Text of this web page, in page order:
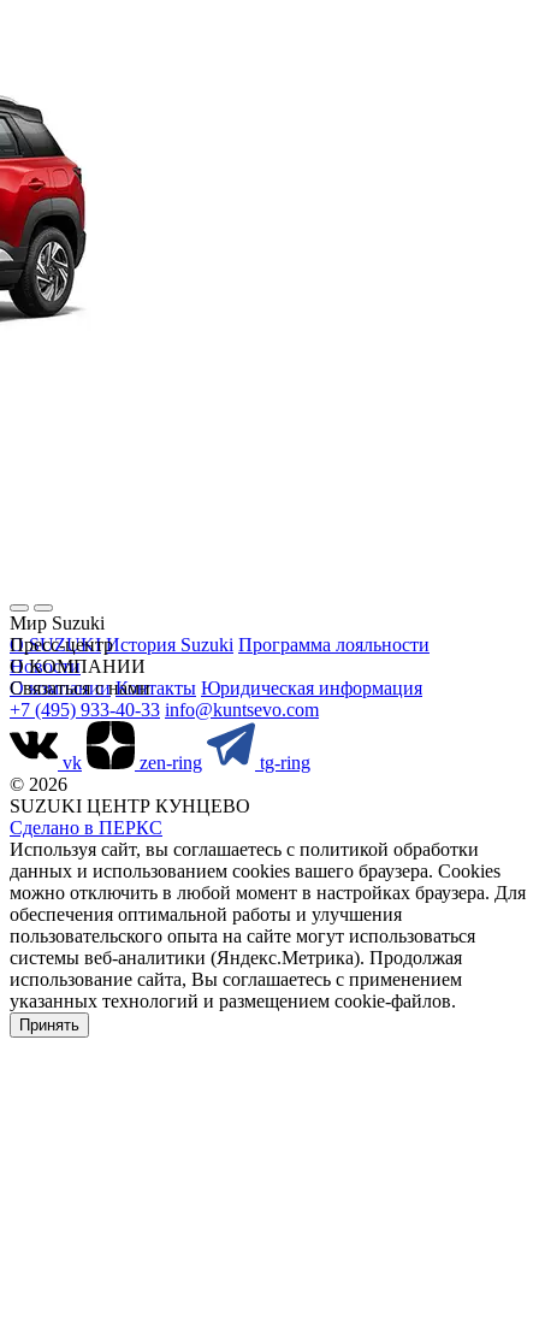
Мир Suzuki
О SUZUKI История Suzuki Программа лояльности
Пресс-центр
Новости
О КОМПАНИИ
О компании Контакты Юридическая информация
Связаться с нами
+7 (495) 933-40-33 info@kuntsevo.com
vk zen-ring
tg-ring
© 2026
SUZUKI ЦЕНТР КУНЦЕВО
Сделано в ПЕРКС
Используя сайт, вы соглашаетесь с политикой обработки
данных и использованием cookies вашего браузера. Cookies
можно отключить в любой момент в настройках браузера. Для
обеспечения оптимальной работы и улучшения
пользовательского опыта на сайте могут использоваться
системы веб-аналитики (Яндекс.Метрика). Продолжая
использование сайта, Вы соглашаетесь с применением
указанных технологий и размещением cookie-файлов.
Принять